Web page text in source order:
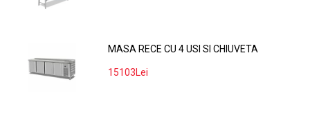
MASA RECE CU 4 USI SI CHIUVETA
15103Lei